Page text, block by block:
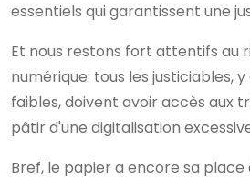
essentiels qui garantissent une
Et nous restons fort attentifs au
numérique: tous les justiciables,
faibles, doivent avoir accès aux
pâtir d'une digitalisation
Bref, le papier a encore sa